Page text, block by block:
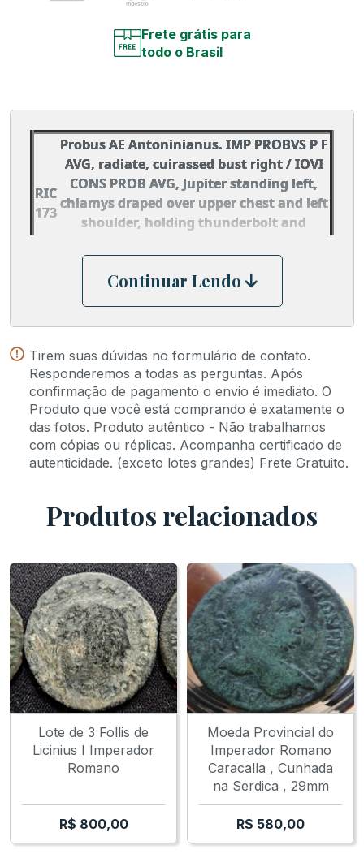
Frete grátis para
todo o Brasil
RIC
173
Probus AE Antoninianus. IMP PROBVS P F
AVG, radiate, cuirassed bust right / IOVI
CONS PROB AVG, Jupiter standing left,
chlamys draped over upper chest and left
shoulder, holding thunderbolt and
V-2 173; Sear 11986.
Continuar Lendo
Tirem suas dúvidas no formulário de contato.
Responderemos a todas as perguntas. Após
confirmação de pagamento o envio é imediato. O
Produto que você está comprando é exatamente o
das fotos. Produto autêntico - Não trabalhamos
com cópias ou réplicas. Acompanha certificado de
autenticidade. (exceto lotes grandes) Frete Gratuito.
Produtos relacionados
Lote de 3 Follis de
Licinius I Imperador
Romano
R$ 800,00
Moeda Provincial do
Imperador Romano
Caracalla , Cunhada
na Serdica , 29mm
R$ 580,00